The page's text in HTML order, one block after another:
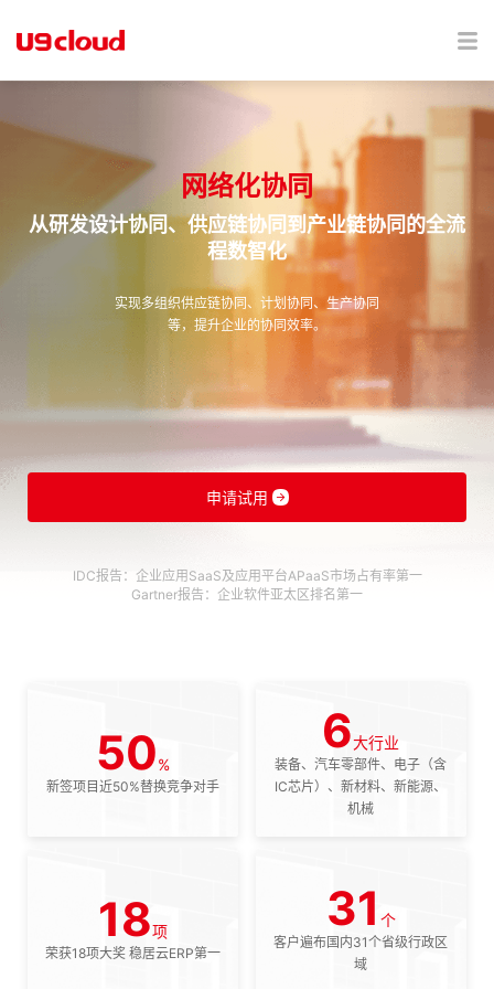
网络化协同
从研发设计协同、供应链协同到产业链协同的全流
程数智化
实现多组织供应链协同、计划协同、生产协同
等，提升企业的协同效率。
申请试用
IDC报告：企业应用SaaS及应用平台APaaS市场占有率第一
Gartner报告：企业软件亚太区排名第一
50%
新签项目近50%替换竞争对手
6大行业
装备、汽车零部件、电子（含
IC芯片）、新材料、新能源、
机械
18项
荣获18项大奖 稳居云ERP第一
31 个
客户遍布国内31个省级行政区
域